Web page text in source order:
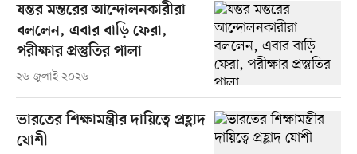
যন্তর মন্তরের আন্দোলনকারীরা
বললেন, এবার বাড়ি ফেরা,
পরীক্ষার প্রস্তুতির পালা
২৬ জুলাই ২০২৬
ভারতের শিক্ষামন্ত্রীর দায়িত্বে প্রহ্লাদ
যোশী